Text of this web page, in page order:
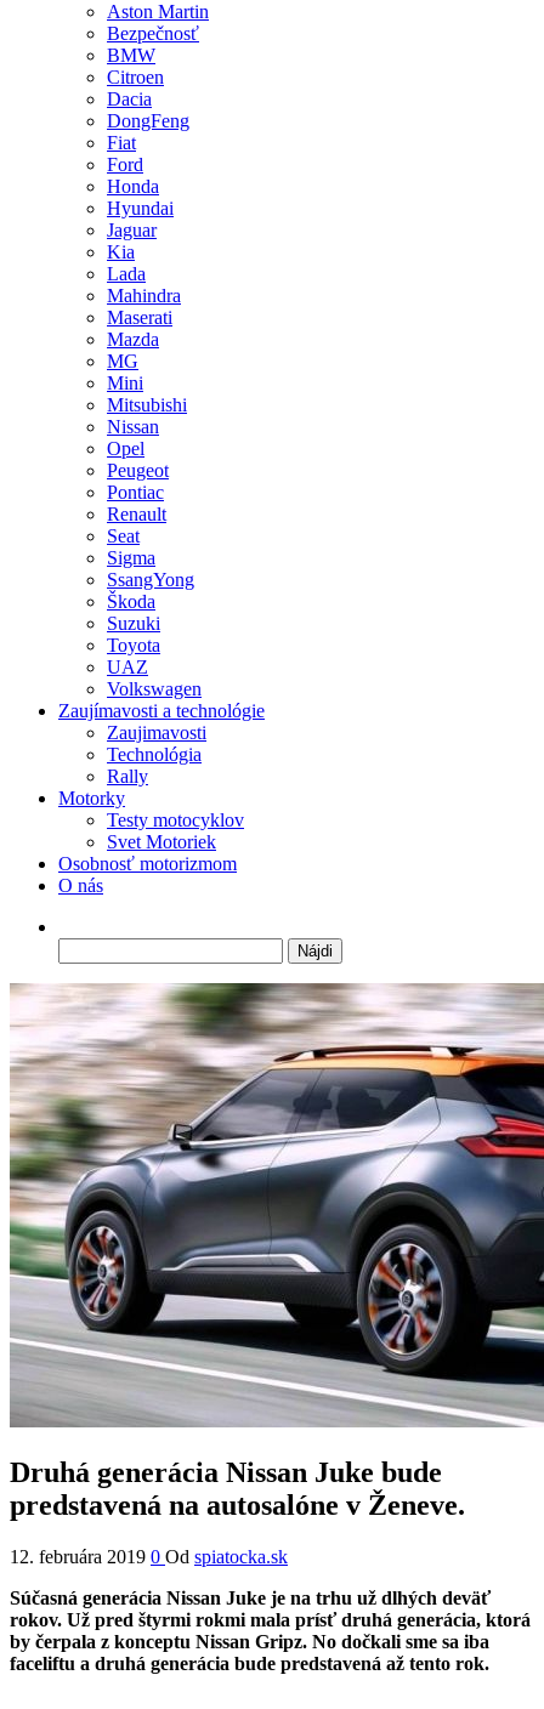
Aston Martin
Bezpečnosť
BMW
Citroen
Dacia
DongFeng
Fiat
Ford
Honda
Hyundai
Jaguar
Kia
Lada
Mahindra
Maserati
Mazda
MG
Mini
Mitsubishi
Nissan
Opel
Peugeot
Pontiac
Renault
Seat
Sigma
SsangYong
Škoda
Suzuki
Toyota
UAZ
Volkswagen
Zaujímavosti a technológie
Zaujimavosti
Technológia
Rally
Motorky
Testy motocyklov
Svet Motoriek
Osobnosť motorizmom
O nás
Druhá generácia Nissan Juke bude
predstavená na autosalóne v Ženeve.
12. februára 2019 0 Od spiatocka.sk
Súčasná generácia Nissan Juke je na trhu už dlhých deväť
rokov. Už pred štyrmi rokmi mala prísť druhá generácia, ktorá
by čerpala z konceptu Nissan Gripz. No dočkali sme sa iba
faceliftu a druhá generácia bude predstavená až tento rok.